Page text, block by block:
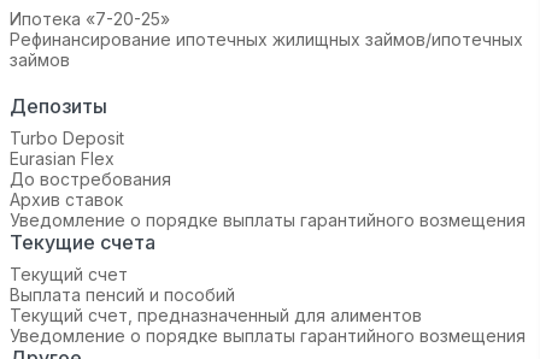
Ипотека «7-20-25»‬
Рефинансирование ипотечных жилищных займов/ипотечных
займов
Депозиты
Turbo Deposit
Eurasian Flex
До востребования
Архив ставок
Уведомление о порядке выплаты гарантийного возмещения
Текущие счета
Текущий счет
Выплата пенсий и пособий
Текущий счет, предназначенный для алиментов
Уведомление о порядке выплаты гарантийного возмещения